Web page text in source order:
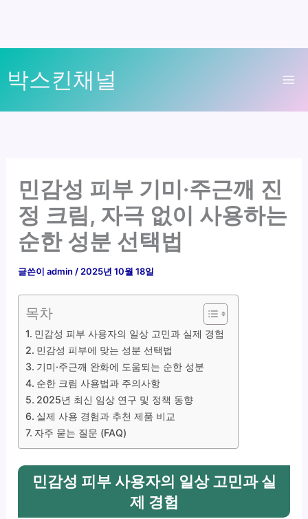
텐
로
박스킨채널
민감성 피부 기미·주근깨 진
정 크림, 자극 없이 사용하는
순한 성분 선택법
글쓴이admin / 2025년 10월 18일
목차
민감성 피부 사용자의 일상 고민과 실제 경험
민감성 피부에 맞는 성분 선택법
기미·주근깨 완화에 도움되는 순한 성분
순한 크림 사용법과 주의사항
2025년 최신 임상 연구 및 정책 동향
실제 사용 경험과 추천 제품 비교
자주 묻는 질문 (FAQ)
민감성 피부 사용자의 일상 고민과 실
제 경험